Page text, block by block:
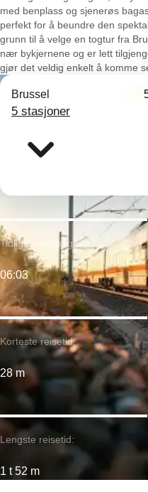
med benplass og sjenerøs
perfekt for å beundre den
grunn til å velge en togtur fra
nær bykjernene og er lett
gjør det veldig enkelt å komme
Brussel
5 stasjoner
Korteste reisetid:
28 m
Tidligste avgang:
06:03
Lengste reisetid:
1 t 52 m